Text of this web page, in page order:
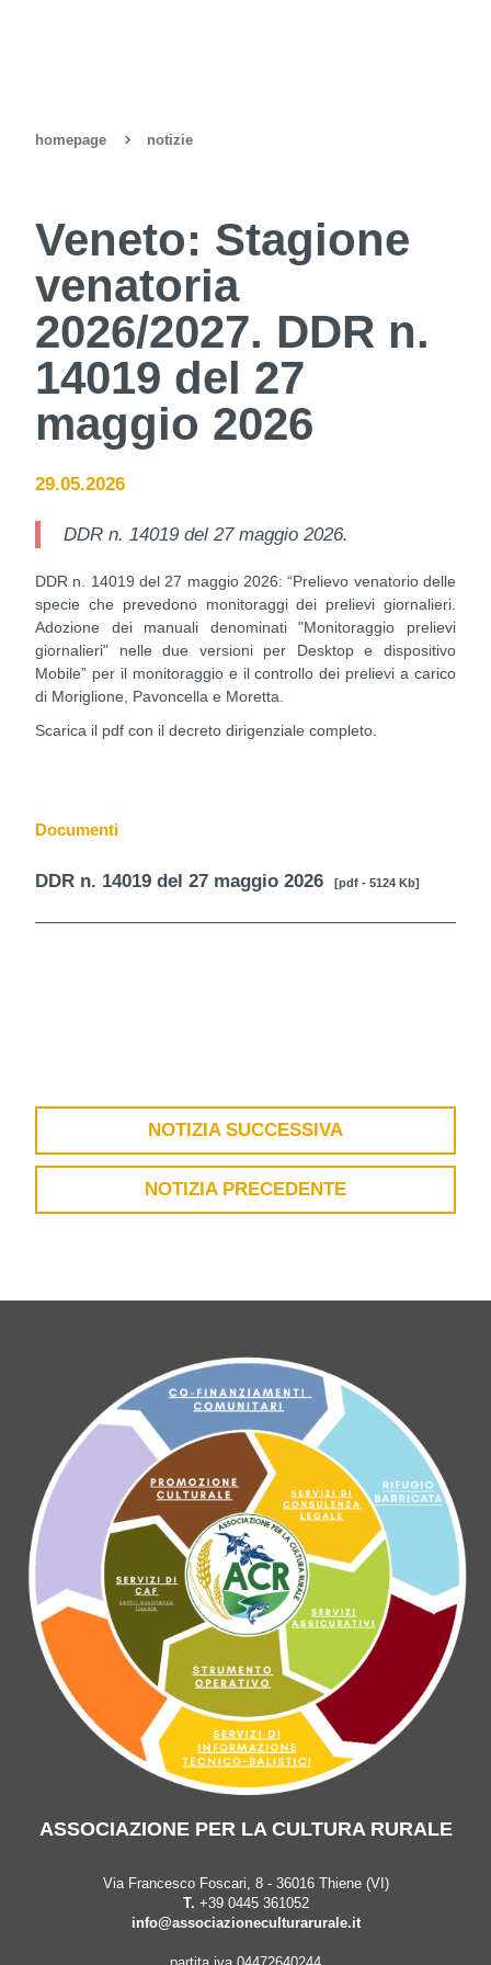
homepage notizie
Veneto: Stagione
venatoria
2026/2027. DDR n.
14019 del 27
maggio 2026
29.05.2026
DDR n. 14019 del 27 maggio 2026.
DDR n. 14019 del 27 maggio 2026: “Prelievo venatorio delle
specie che prevedono monitoraggi dei prelievi giornalieri.
Adozione dei manuali denominati "Monitoraggio prelievi
giornalieri" nelle due versioni per Desktop e dispositivo
Mobile” per il monitoraggio e il controllo dei prelievi a carico
di Moriglione, Pavoncella e Moretta.
Scarica il pdf con il decreto dirigenziale completo.
Documenti
DDR n. 14019 del 27 maggio 2026[pdf - 5124 Kb]
NOTIZIA SUCCESSIVA
NOTIZIA PRECEDENTE
ASSOCIAZIONE PER LA CULTURA RURALE
Via Francesco Foscari, 8 - 36016 Thiene (VI)
T. +39 0445 361052
info@associazioneculturarurale.it